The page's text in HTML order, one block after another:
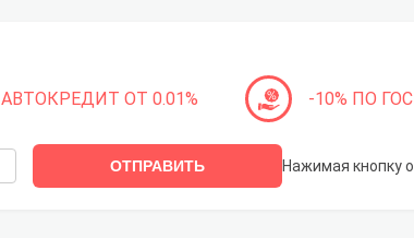
АВТОКРЕДИТ ОТ 0.01% -10% ПО
ОТПРАВИТЬ Нажимая кнопку